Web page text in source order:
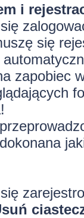
i
się
zapobiec